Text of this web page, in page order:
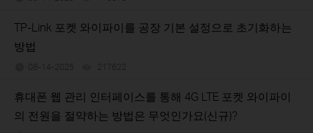
TP-Link 포켓 와이파이를 공장 기본 설정으로 초기화하는
방법
08-14-2025 217622
휴대폰 웹 관리 인터페이스를 통해 4G LTE 포켓 와이파이
의 전원을 절약하는 방법은 무엇인가요(신규)?